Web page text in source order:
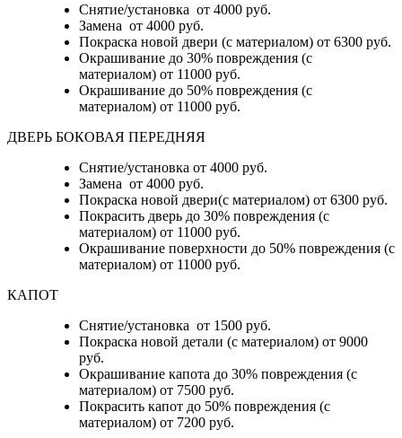
Снятие/установка от 4000 руб.
Замена от 4000 руб.
Покраска новой двери (с материалом) от 6300 руб.
Окрашивание до 30% повреждения (с
материалом) от 11000 руб.
Окрашивание до 50% повреждения (с
материалом) от 11000 руб.
ДВЕРЬ БОКОВАЯ ПЕРЕДНЯЯ
Снятие/установка от 4000 руб.
Замена от 4000 руб.
Покраска новой двери(с материалом) от 6300 руб.
Покрасить дверь до 30% повреждения (с
материалом) от 11000 руб.
Окрашивание поверхности до 50% повреждения (с
материалом) от 11000 руб.
КАПОТ
Снятие/установка от 1500 руб.
Покраска новой детали (с материалом) от 9000
руб.
Окрашивание капота до 30% повреждения (с
материалом) от 7500 руб.
Покрасить капот до 50% повреждения (с
материалом) от 7200 руб.